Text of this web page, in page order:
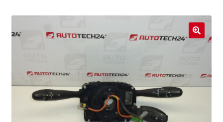
Livraison internationale
Paiements